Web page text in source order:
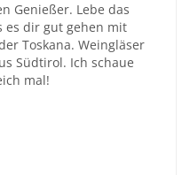
Genießer. Lebe das
es dir gut gehen mit
Toskana. Weingläser
Südtirol. Ich schaue
mal!